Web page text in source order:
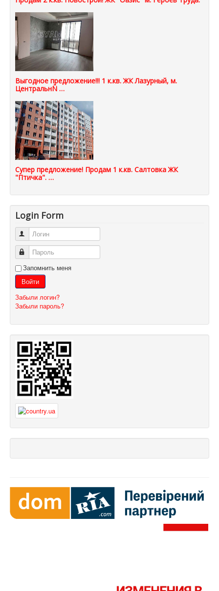
Выгодное предложение!!! 1 к.кв. ЖК Лазурный, м.
ЦентральнÑ …
Супер предложение! Продам 1 к.кв. Салтовка ЖК
"Птичка". …
Login Form
Логин
Пароль
Запомнить меня
Войти
Забыли логин?
Забыли пароль?